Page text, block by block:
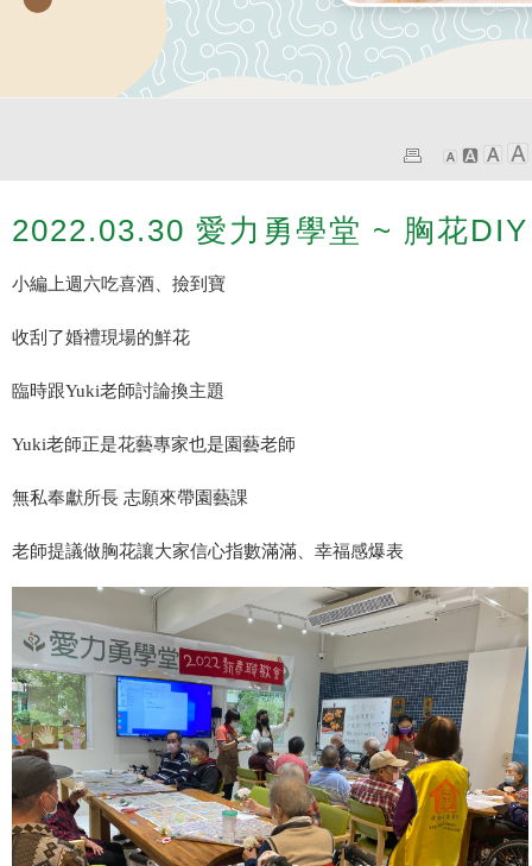
2022.03.30 愛力勇學堂 ~ 胸花DIY
小編上週六吃喜酒、撿到寶
收刮了婚禮現場的鮮花
臨時跟Yuki老師討論換主題
Yuki老師正是花藝專家也是園藝老師
無私奉獻所長 志願來帶園藝課
老師提議做胸花讓大家信心指數滿滿、幸福感爆表